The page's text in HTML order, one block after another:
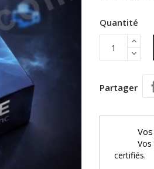
Quantité
Partager
certifiés.